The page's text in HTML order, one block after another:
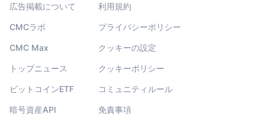
広告掲載について
CMCラボ
CMC Max
トップニュース
ビットコインETF
暗号資産API
利用規約
プライバシーポリシー
クッキーの設定
クッキーポリシー
コミュニティルール
免責事項